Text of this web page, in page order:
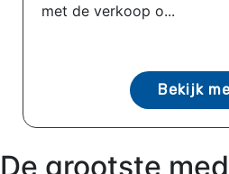
met de verkoop o...
Bekijk
De grootste